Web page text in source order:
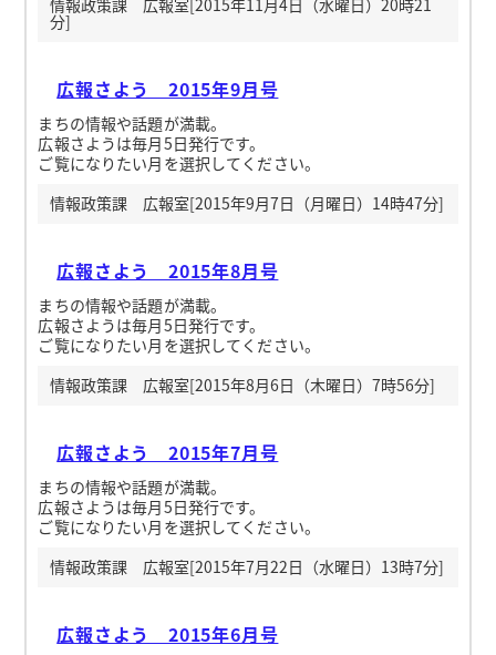
情報政策課 広報室[2015年11月4日（水曜日）20時21
分]
広報さよう 2015年9月号
まちの情報や話題が満載。
広報さようは毎月5日発行です。
ご覧になりたい月を選択してください。
情報政策課 広報室[2015年9月7日（月曜日）14時47分]
広報さよう 2015年8月号
まちの情報や話題が満載。
広報さようは毎月5日発行です。
ご覧になりたい月を選択してください。
情報政策課 広報室[2015年8月6日（木曜日）7時56分]
広報さよう 2015年7月号
まちの情報や話題が満載。
広報さようは毎月5日発行です。
ご覧になりたい月を選択してください。
情報政策課 広報室[2015年7月22日（水曜日）13時7分]
広報さよう 2015年6月号